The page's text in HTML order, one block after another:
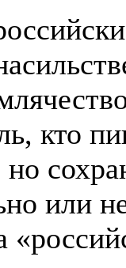
кто
но
или